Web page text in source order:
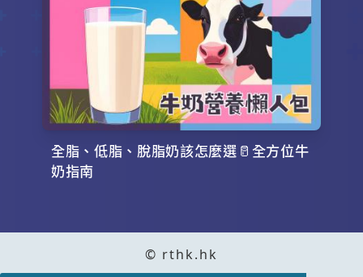
全脂、低脂、脫脂奶該怎麼選🥛全方位牛
奶指南
© rthk.hk